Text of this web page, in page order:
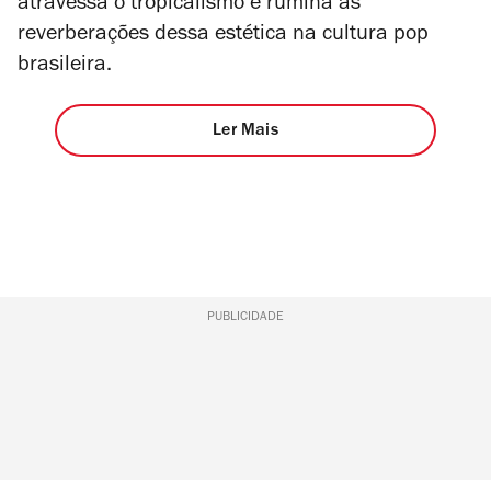
atravessa o tropicalismo e rumina as
reverberações dessa estética na cultura pop
brasileira.
Ler Mais
PUBLICIDADE